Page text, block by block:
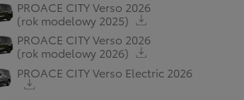
PROACE CITY Verso 2026
(rok modelowy 2025)
PROACE CITY Verso 2026
(rok modelowy 2026)
PROACE CITY Verso Electric 2026